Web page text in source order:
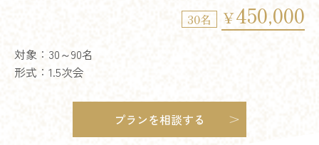
30名 ￥450,000
対象：30～90名
形式：1.5次会
プランを相談する